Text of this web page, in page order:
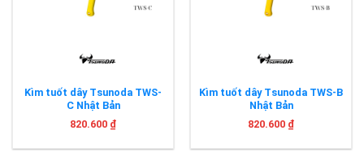
Kìm tuốt dây Tsunoda TWS-
C Nhật Bản
820.600 ₫
Kìm tuốt dây Tsunoda TWS-B
Nhật Bản
820.600 ₫